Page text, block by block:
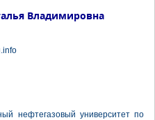
Владимировна
нефтегазовый университет по